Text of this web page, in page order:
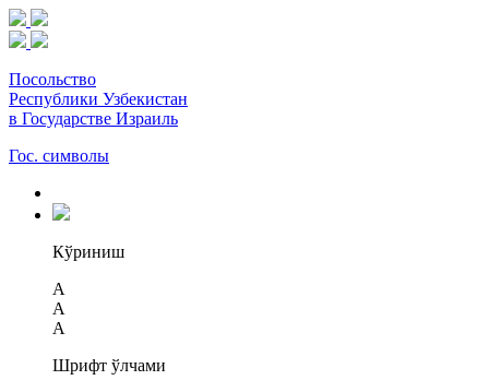
Посольство
Республики Узбекистан
в Государстве Израиль
Гос. символы
Кўриниш
A
A
A
Шрифт ўлчами